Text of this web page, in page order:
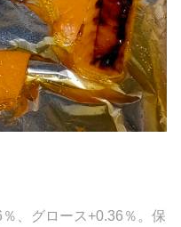
、グロース+0.36％。保